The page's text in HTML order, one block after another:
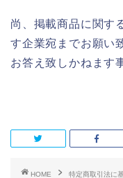
尚、掲載商品に関す
す企業宛までお願い
お答え致しかねます
HOME 特定商取引法に